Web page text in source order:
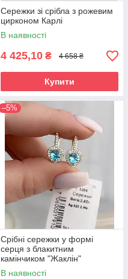
Сережки зі срібла з рожевим
цирконом Карлі
В наявності
4 425,10 ₴ 4 658 ₴
Купити
–5%
Срібні сережки у формі
серця з блакитним
камінчиком "Жаклін"
В наявності